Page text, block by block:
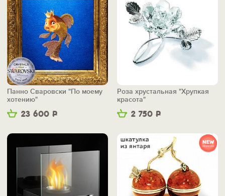
23 600 Р
Панно Сваровски "По моему
хотению"
2 750 Р
Роза хрустальная "Хрупкая
красота"